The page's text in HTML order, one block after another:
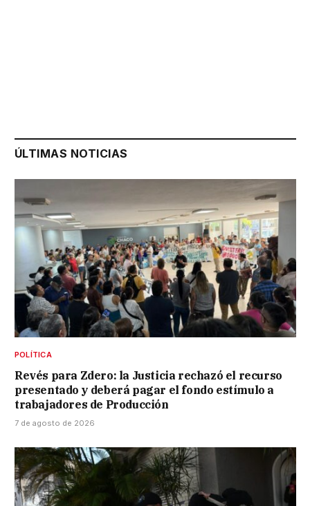
ÚLTIMAS NOTICIAS
POLÍTICA
Revés para Zdero: la Justicia rechazó el recurso
presentado y deberá pagar el fondo estímulo a
trabajadores de Producción
7 de agosto de 2026